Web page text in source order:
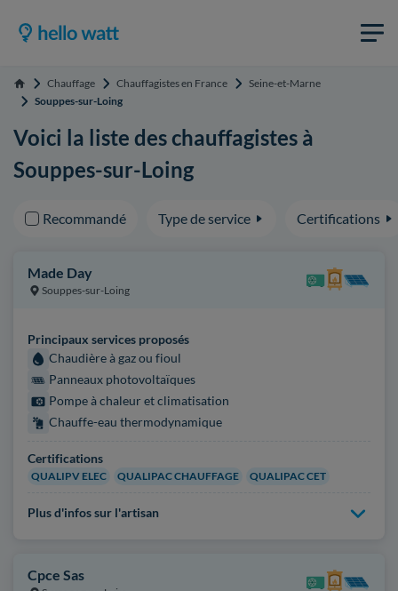
Accueil Chauffage Chauffagistes en France
Seine-et-Marne
Souppes-sur-Loing
Voici la liste des chauffagistes à
Souppes-sur-Loing
Recommandé Type de service Certifications
Made Day
Souppes-sur-Loing
Principaux services proposés
Chaudière à gaz ou fioul
Panneaux photovoltaïques
Pompe à chaleur et climatisation
Chauffe-eau thermodynamique
Certifications
QUALIPV ELEC QUALIPAC CHAUFFAGE QUALIPAC CET
Plus d'infos sur l'artisan
Cpce Sas